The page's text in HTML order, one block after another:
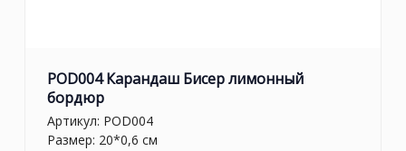
POD004 Карандаш Бисер лимонный
бордюр
Артикул: POD004
Размер: 20*0,6 см